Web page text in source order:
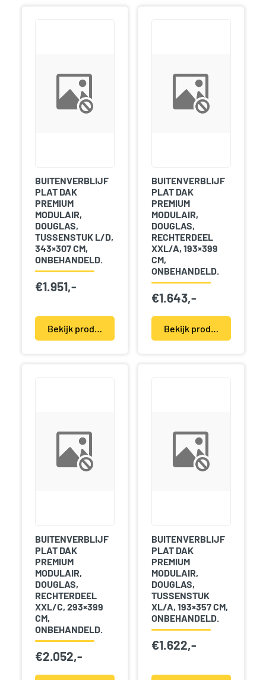
BUITENVERBLIJF
PLAT DAK
PREMIUM
MODULAIR,
DOUGLAS,
TUSSENSTUK L/D,
343×307 CM,
ONBEHANDELD.
€1.951,-
BUITENVERBLIJF
PLAT DAK
PREMIUM
MODULAIR,
DOUGLAS,
RECHTERDEEL
XXL/A, 193×399
CM,
ONBEHANDELD.
€1.643,-
BUITENVERBLIJF
PLAT DAK
PREMIUM
MODULAIR,
DOUGLAS,
RECHTERDEEL
XXL/C, 293×399
CM,
ONBEHANDELD.
€2.052,-
BUITENVERBLIJF
PLAT DAK
PREMIUM
MODULAIR,
DOUGLAS,
TUSSENSTUK
XL/A, 193×357 CM,
ONBEHANDELD.
€1.622,-